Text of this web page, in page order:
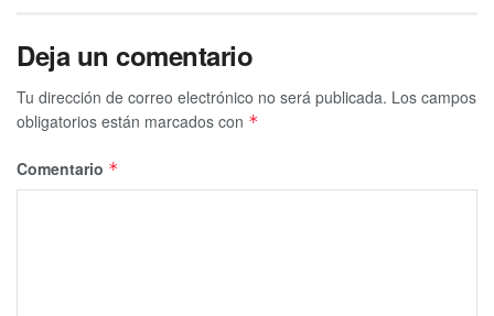
Deja un comentario
Tu dirección de correo electrónico no será publicada. Los campos
obligatorios están marcados con *
Comentario *